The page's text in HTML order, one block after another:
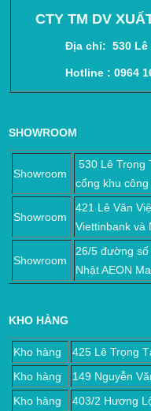
CTY TM DV
Địa chỉ: 530 Lê
Hotline : 0964 163
SHOWROOM
Showroom
530 Lê Trọng
cổng khu
Showroom
421 Lê Văn
Viettinbank và
Showroom
26/5 đường số
Nhật AEON
KHO HÀNG
Kho hàng
425 Lê Trọng
Kho hàng
149 Nguyễn
Kho hàng
403/2 Hương